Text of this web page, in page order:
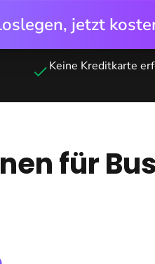
jetzt
Keine Kreditkarte
für